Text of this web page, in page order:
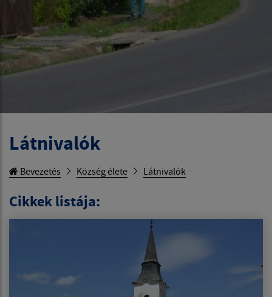
Látnivalók
Bevezetés Község élete Látnivalók
Cikkek listája: